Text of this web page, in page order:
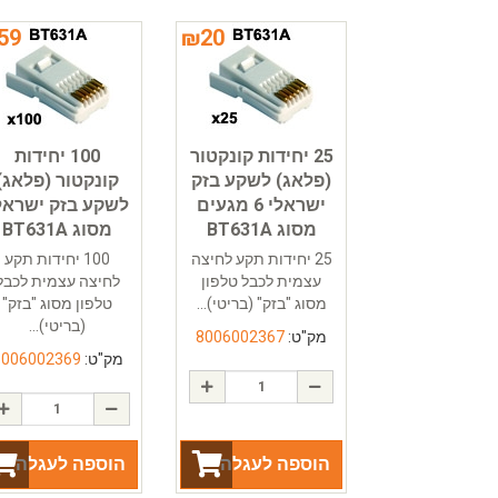
₪20
25 יחידות קונקטור
(פלאג) לשקע בזק
ישראלי 6 מגעים
מסוג BT631A
25 יחידות תקע לחיצה
עצמית לכבל טלפון
מסוג "בזק" (בריטי)...
מק"ט: 8006002367
הוספה לעגלה
100 יחידות
קונקטור
לשקע בזק
מסוג BT631A
100 יחידות תקע
לחיצה עצמית
טלפון מסוג "בזק"
(בריטי)...
מק"ט:
הוספה לעגלה